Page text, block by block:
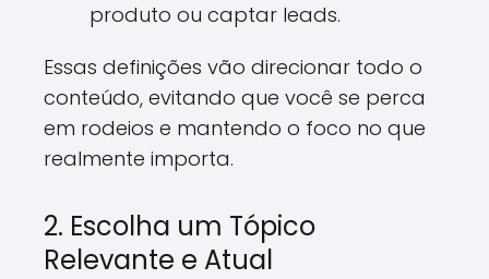
produto ou captar leads.
Essas definições vão direcionar todo o
conteúdo, evitando que você se perca
em rodeios e mantendo o foco no que
realmente importa.
2. Escolha um Tópico
Relevante e Atual